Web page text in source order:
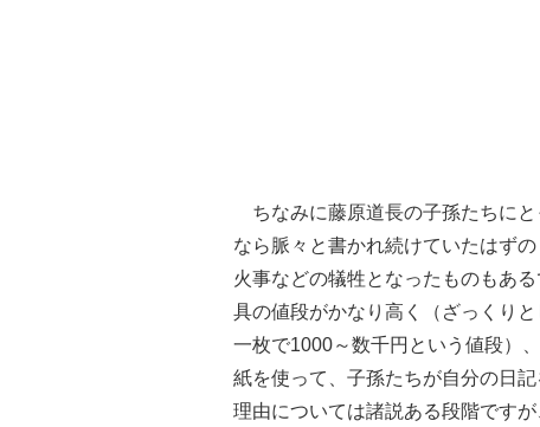
ちなみに藤原道長の子孫たちに
なら脈々と書かれ続けていたはず
火事などの犠牲となったものもあ
具の値段がかなり高く（ざっくり
一枚で1000～数千円という値段）
紙を使って、子孫たちが自分の日
理由については諸説ある段階ですが